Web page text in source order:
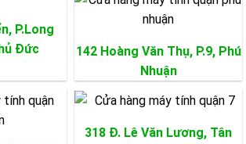
P.Long
Đức 142 Hoàng Văn Thụ, P.9, Phú
Nhuận
318 Đ. Lê Văn Lương, Tân